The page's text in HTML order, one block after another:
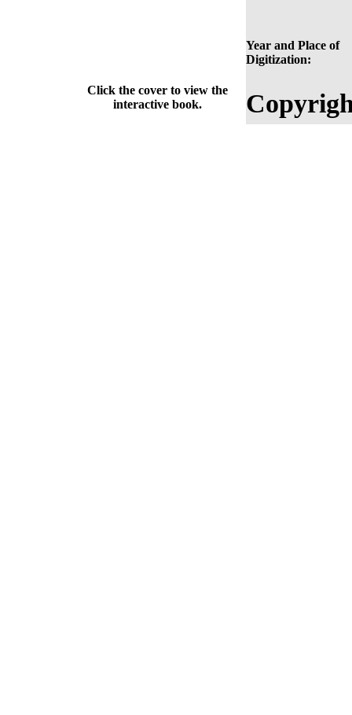
Year and Place of
Digitization:
Click the cover to view the
interactive book.